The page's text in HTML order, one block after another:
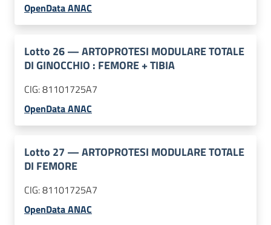
OpenData ANAC
Lotto 26—ARTOPROTESI MODULARE TOTALE
DI GINOCCHIO : FEMORE + TIBIA
CIG:81101725A7
OpenData ANAC
Lotto 27 —ARTOPROTESI MODULARE TOTALE
DI FEMORE
CIG:81101725A7
OpenData ANAC